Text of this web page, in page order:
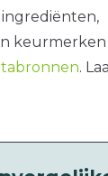
keurmerken
.